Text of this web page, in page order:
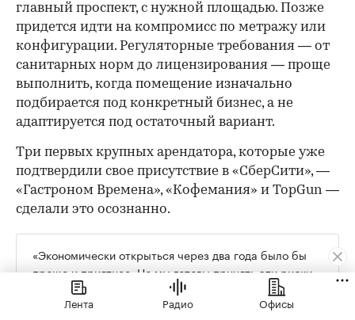
главный проспект, с нужной площадью. Позже
придется идти на компромисс по метражу или
конфигурации. Регуляторные требования — от
санитарных норм до лицензирования — проще
выполнить, когда помещение изначально
подбирается под конкретный бизнес, а не
адаптируется под остаточный вариант.
Три первых крупных арендатора, которые уже
подтвердили свое присутствие в «СберСити», —
«Гастроном Времена», «Кофемания» и TopGun —
сделали это осознанно.
«Экономически открыться через два года было бы
проще и приятнее. Но мы готовы принять эти риски
и, возможно, какое-то время работать не в плюс. Мы
рассматриваем это как инвестиции в будущее», —
Лента Радио Офисы